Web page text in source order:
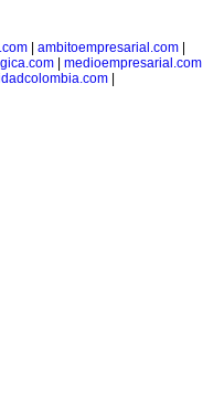
ambitoempresarial.com
medioempresarial.com
|